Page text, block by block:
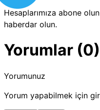
Hesaplarımıza abone
haberdar olun.
Yorumlar (0)
Yorumunuz
Yorum yapabilmek için